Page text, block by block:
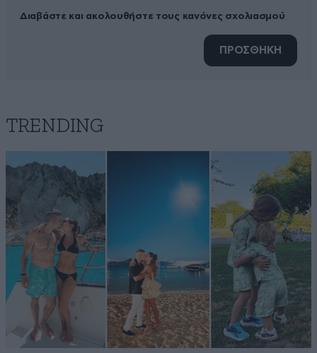
Διαβάστε και ακολουθήστε τους κανόνες σχολιασμού
ΠΡΟΣΘΗΚΗ
TRENDING